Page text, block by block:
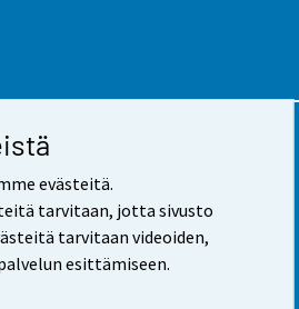
evästeitä.
tarvitaan, jotta sivusto
tarvitaan videoiden,
esittämiseen.